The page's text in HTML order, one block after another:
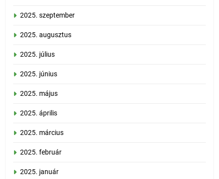
2025. szeptember
2025. augusztus
2025. július
2025. június
2025. május
2025. április
2025. március
2025. február
2025. január